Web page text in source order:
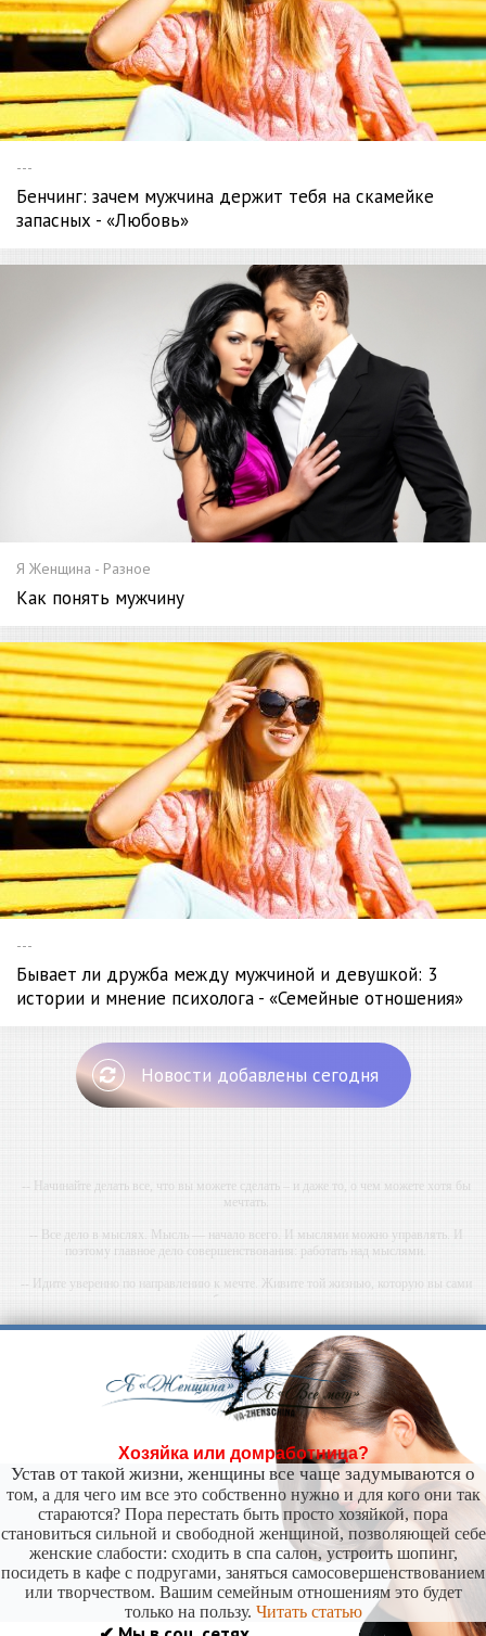
---
Бенчинг: зачем мужчина держит тебя на скамейке
запасных - «Любовь»
Я Женщина - Разное
Как понять мужчину
---
Бывает ли дружба между мужчиной и девушкой: 3
истории и мнение психолога - «Семейные отношения»
Новости добавлены сегодня
-- Начинайте делать все, что вы можете сделать – и даже то, о чем можете хотя бы
мечтать.
-- Все дело в мыслях. Мысль — начало всего. И мыслями можно управлять. И
поэтому главное дело совершенствования: работать над мыслями.
-- Идите уверенно по направлению к мечте. Живите той жизнью, которую вы сами
себе придумали.
-- Самое большое богатство — это ум. Самая большая нищета — глупость. Из всех
страхов самый пугающий — самолюбование.
-- Лучшее, что можно сделать с хорошим советом, это пропустить его мимо ушей. Он
никогда не бывает полезен никому, кроме того, кто его дал.
-- Люблю давать советы и очень не люблю, когда их дают мне.
Хозяйка или домработница?
Устав от такой жизни, женщины все чаще задумываются о
том, а для чего им все это собственно нужно и для кого они так
стараются? Пора перестать быть просто хозяйкой, пора
становиться сильной и свободной женщиной, позволяющей себе
женские слабости: сходить в спа салон, устроить шопинг,
посидеть в кафе с подругами, заняться самосовершенствованием
или творчеством. Вашим семейным отношениям это будет
только на пользу. Читать статью